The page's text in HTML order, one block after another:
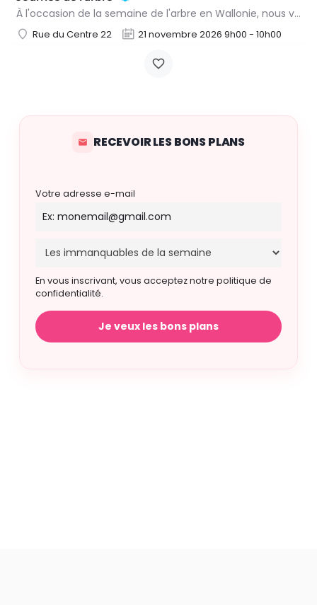
À l'occasion de la semaine de l'arbre en Wallonie, nous vous proposons l'annuelle distribution gratuite des…
Rue du Centre 22 21 novembre 2026 9h00 - 10h00
RECEVOIR LES BONS PLANS
Votre adresse e-mail
En vous inscrivant, vous acceptez notre politique de
confidentialité.